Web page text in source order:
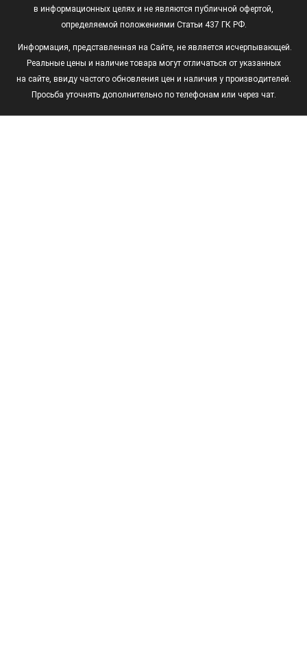
в информационных целях и не являются публичной офертой,
определяемой положениями Статьи 437 ГК РФ.
Информация, представленная на Сайте, не является исчерпывающей.
Реальные цены и наличие товара могут отличаться от указанных
на сайте, ввиду частого обновления цен и наличия у производителей.
Просьба уточнять дополнительно по телефонам или через чат.